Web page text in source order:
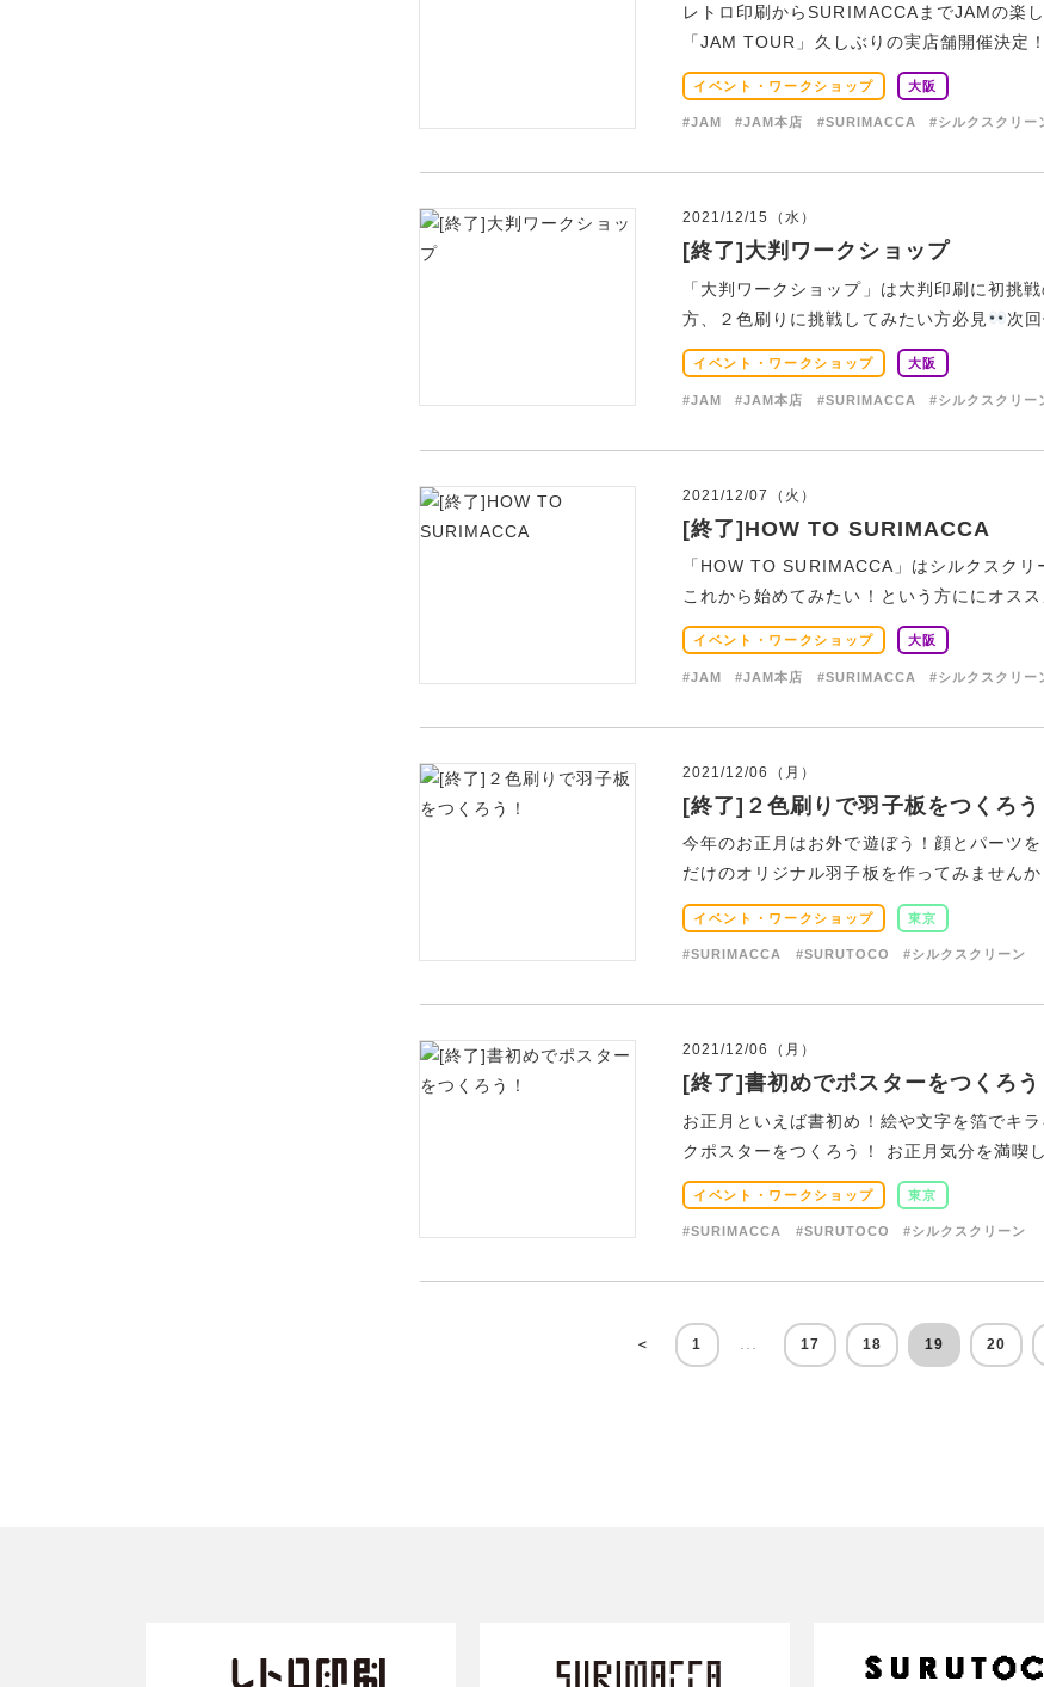
レトロ印刷からSURIMACCAまでJAMの楽
「JAM TOUR」久しぶりの実店舗開催決定
イベント・ワークショップ 大阪
#JAM #JAM本店 #SURIMACCA #シルクスクリー
2021/12/15（水）
[終了]大判ワークショップ
「大判ワークショップ」は大判印刷に初挑
方、２色刷りに挑戦してみたい方必見
次
イベント・ワークショップ 大阪
#JAM #JAM本店 #SURIMACCA #シルクスクリー
2021/12/07（火）
[終了]HOW TO SURIMACCA
「HOW TO SURIMACCA」はシルクスク
これから始めてみたい！という方ににオス
イベント・ワークショップ 大阪
#JAM #JAM本店 #SURIMACCA #シルクスクリー
2021/12/06（月）
[終了]２色刷りで羽子板をつくろう
今年のお正月はお外で遊ぼう！顔とパーツ
だけのオリジナル羽子板を作ってみませんか
イベント・ワークショップ 東京
#SURIMACCA #SURUTOCO #シルクスクリーン
2021/12/06（月）
[終了]書初めでポスターをつくろう
お正月といえば書初め！絵や文字を箔でキ
クポスターをつくろう！ お正月気分を満喫
イベント・ワークショップ 東京
#SURIMACCA #SURUTOCO #シルクスクリーン
＜ 1 ... 17 18 19 20